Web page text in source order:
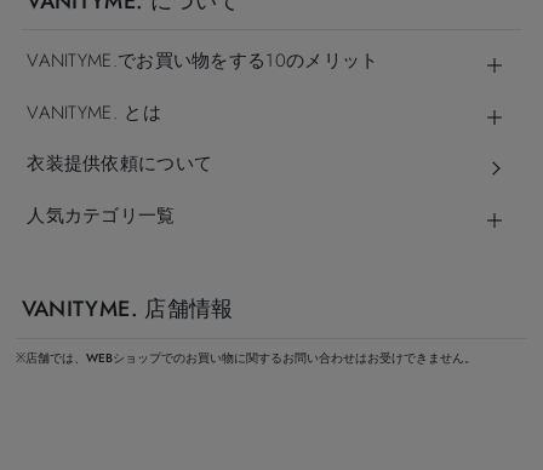
VANITYME.でお買い物をする10のメリット
VANITYME. とは
衣装提供依頼について
人気カテゴリ一覧
VANITYME. 店舗情報
※店舗では、WEBショップでのお買い物に関するお問い合わせはお受けできません。